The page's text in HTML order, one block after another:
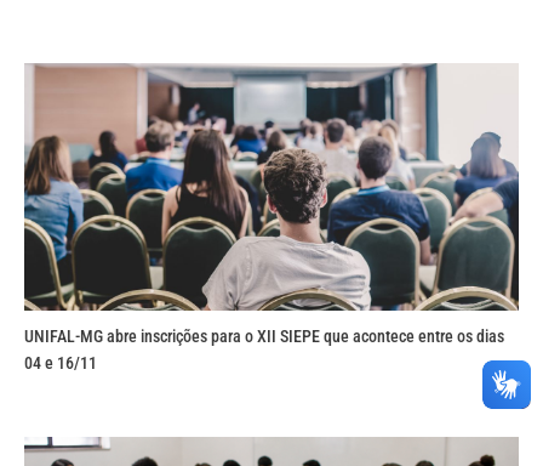
UNIFAL-MG abre inscrições para o XII SIEPE que acontece entre os dias
04 e 16/11